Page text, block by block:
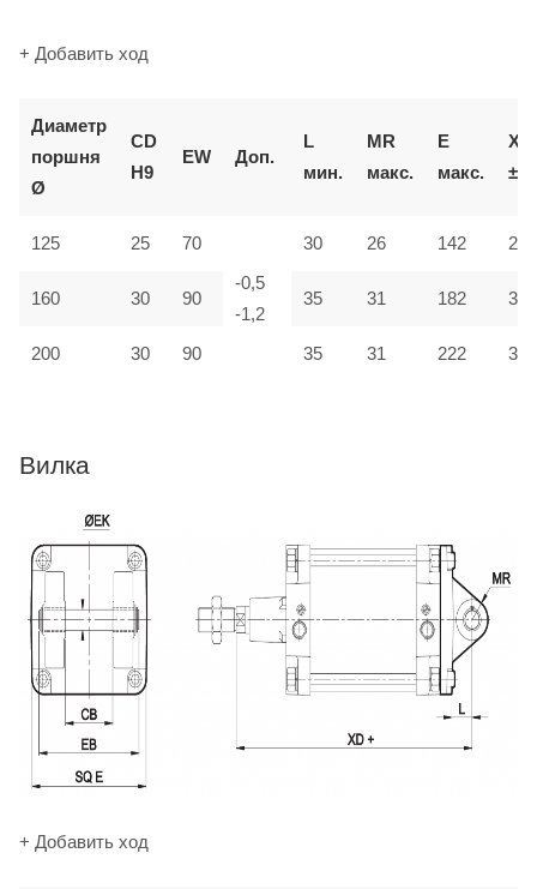
+ Добавить ход
Диаметр
поршня
Ø
CD
H9
EW Доп.
L
мин.
MR
макс.
E
макс.
XD
±2
125 25 70
-0,5
-1,2
30 26 142 275
160 30 90 35 31 182 315
200 30 90 35 31 222 335
Вилка
+ Добавить ход